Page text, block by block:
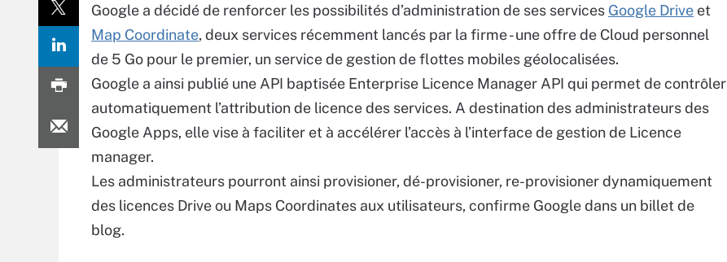
Google a décidé de renforcer les possibilités d’administration de ses services Google Drive et
Map Coordinate, deux services récemment lancés par la firme - une offre de Cloud personnel
de 5 Go pour le premier, un service de gestion de flottes mobiles géolocalisées.
Google a ainsi publié une API baptisée Enterprise Licence Manager API qui permet de contrôler
automatiquement l’attribution de licence des services. A destination des administrateurs des
Google Apps, elle vise à faciliter et à accélérer l’accès à l’interface de gestion de Licence
manager.
Les administrateurs pourront ainsi provisioner, dé-provisioner, re-provisioner dynamiquement
des licences Drive ou Maps Coordinates aux utilisateurs, confirme Google dans un billet de
blog.